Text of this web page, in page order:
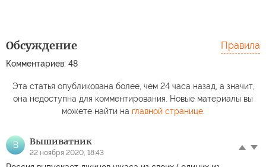
Обсуждение
Комментариев: 48
Правила
Эта статья опубликована более, чем 24 часа назад, а значит,
она недоступна для комментирования. Новые материалы вы
можете найти на главной странице.
В Вышиватник
22 ноября 2020, 18:43